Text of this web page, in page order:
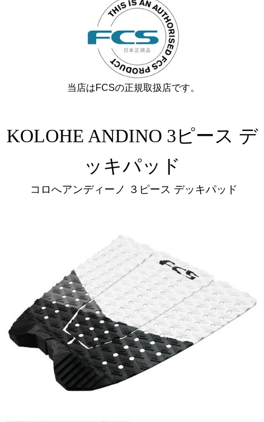
当店はFCSの正規取扱店です。
KOLOHE ANDINO 3ピース デ
ッキパッド
コロへアンディーノ ３ピース デッキパッド